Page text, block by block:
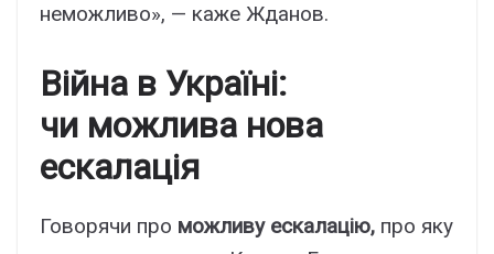
неможливо», — каже Жданов.
Війна в Україні:
чи можлива нова
ескалація
Говорячи про можливу ескалацію, про яку